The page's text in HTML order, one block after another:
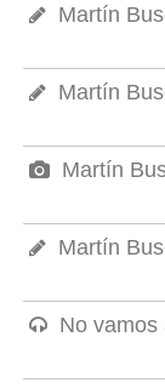
Martín
Martín
Martín
Martín
No vamos